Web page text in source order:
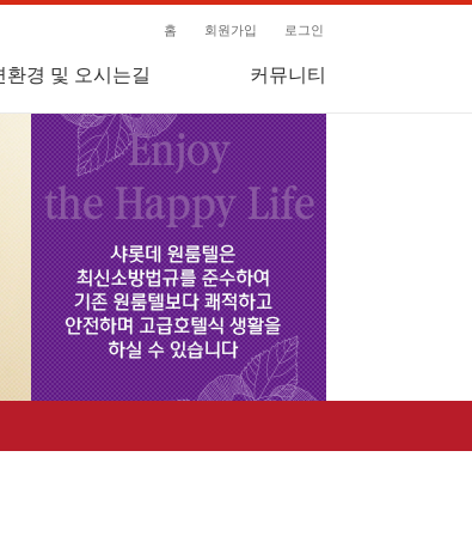
홈 회원가입 로그인
환경 및 오시는길 커뮤니티
공지사항
상담게시판
자유게시판